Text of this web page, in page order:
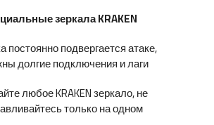
зеркала KRAKEN
подвергается атаке,
долгие подключения и лаги.
любое KRAKEN зеркало, не
только на одном.